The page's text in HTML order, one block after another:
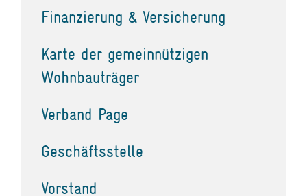
Finanzierung & Versicherung
Karte der gemeinnützigen
Wohnbauträger
Verband Page
Geschäftsstelle
Vorstand